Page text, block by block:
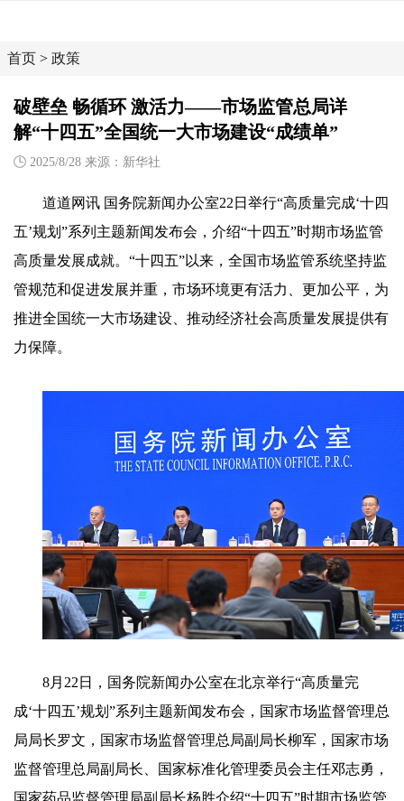
首页 > 政策
破壁垒 畅循环 激活力——市场监管总局详
解“十四五”全国统一大市场建设“成绩单”
2025/8/28 来源：新华社
道道网讯 国务院新闻办公室22日举行“高质量完成‘十四
五’规划”系列主题新闻发布会，介绍“十四五”时期市场监管
高质量发展成就。“十四五”以来，全国市场监管系统坚持监
管规范和促进发展并重，市场环境更有活力、更加公平，为
推进全国统一大市场建设、推动经济社会高质量发展提供有
力保障。
8月22日，国务院新闻办公室在北京举行“高质量完
成‘十四五’规划”系列主题新闻发布会，国家市场监督管理总
局局长罗文，国家市场监督管理总局副局长柳军，国家市场
监督管理总局副局长、国家标准化管理委员会主任邓志勇，
国家药品监督管理局副局长杨胜介绍“十四五”时期市场监管